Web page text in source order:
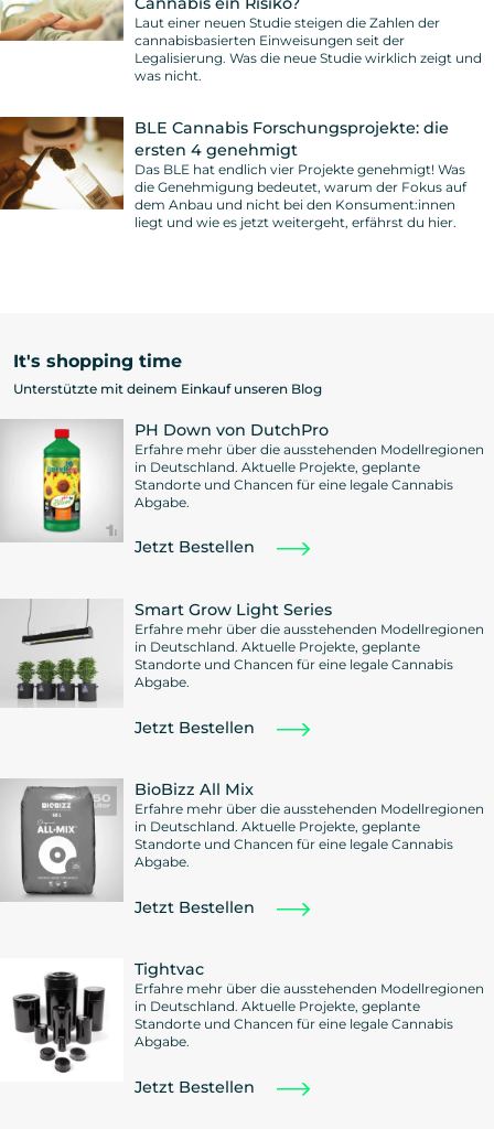
Laut einer neuen Studie steigen die Zahlen der
cannabisbasierten Einweisungen seit der
Legalisierung. Was die neue Studie wirklich zeigt und
was nicht.
BLE Cannabis Forschungsprojekte: die
ersten 4 genehmigt
Das BLE hat endlich vier Projekte genehmigt! Was
die Genehmigung bedeutet, warum der Fokus auf
dem Anbau und nicht bei den Konsument:innen
liegt und wie es jetzt weitergeht, erfährst du hier.
It's shopping time
Unterstützte mit deinem Einkauf unseren Blog
PH Down von DutchPro
Erfahre mehr über die ausstehenden Modellregionen
in Deutschland. Aktuelle Projekte, geplante
Standorte und Chancen für eine legale Cannabis
Abgabe.
Jetzt Bestellen
Smart Grow Light Series
Erfahre mehr über die ausstehenden Modellregionen
in Deutschland. Aktuelle Projekte, geplante
Standorte und Chancen für eine legale Cannabis
Abgabe.
Jetzt Bestellen
BioBizz All Mix
Erfahre mehr über die ausstehenden Modellregionen
in Deutschland. Aktuelle Projekte, geplante
Standorte und Chancen für eine legale Cannabis
Abgabe.
Jetzt Bestellen
Tightvac
Erfahre mehr über die ausstehenden Modellregionen
in Deutschland. Aktuelle Projekte, geplante
Standorte und Chancen für eine legale Cannabis
Abgabe.
Jetzt Bestellen